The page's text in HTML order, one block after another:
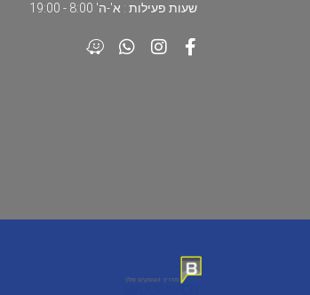
שעות פעילות : א'-ה' 8:00 - 19:00